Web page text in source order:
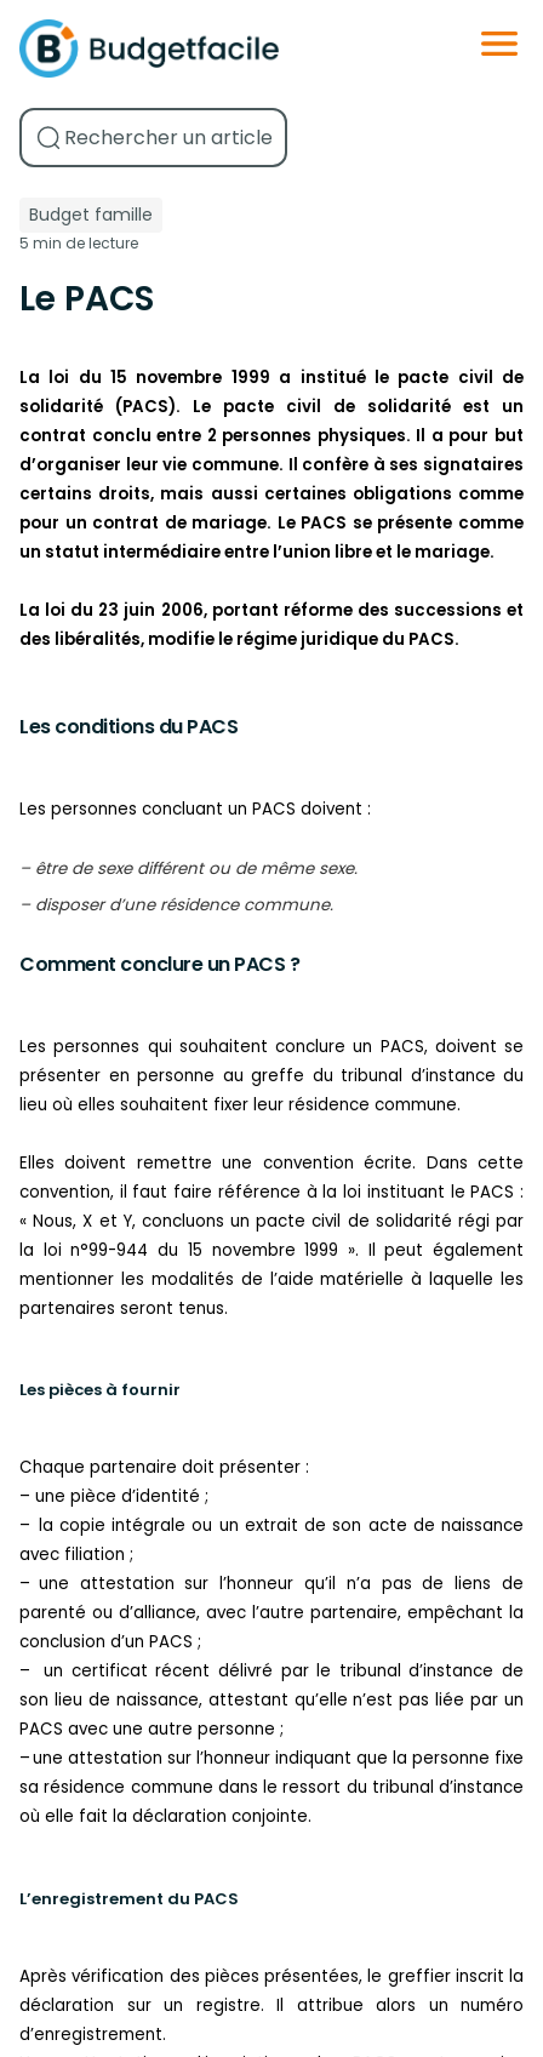
Budget famille
5 min de lecture
Le PACS
La loi du 15 novembre 1999 a institué le pacte civil de
solidarité (PACS). Le pacte civil de solidarité est un
contrat conclu entre 2 personnes physiques. Il a pour but
d’organiser leur vie commune. Il confère à ses signataires
certains droits, mais aussi certaines obligations comme
pour un contrat de mariage. Le PACS se présente comme
un statut intermédiaire entre l’union libre et le mariage.
La loi du 23 juin 2006, portant réforme des successions et
des libéralités, modifie le régime juridique du PACS.
Les conditions du PACS
Les personnes concluant un PACS doivent :
– être de sexe différent ou de même sexe.
– disposer d’une résidence commune.
Comment conclure un PACS ?
Les personnes qui souhaitent conclure un PACS, doivent se
présenter en personne au greffe du tribunal d’instance du
lieu où elles souhaitent fixer leur résidence commune.
Elles doivent remettre une convention écrite. Dans cette
convention, il faut faire référence à la loi instituant le PACS :
« Nous, X et Y, concluons un pacte civil de solidarité régi par
la loi n°99-944 du 15 novembre 1999 ». Il peut également
mentionner les modalités de l’aide matérielle à laquelle les
partenaires seront tenus.
Les pièces à fournir
Chaque partenaire doit présenter :
– une pièce d’identité ;
– la copie intégrale ou un extrait de son acte de naissance
avec filiation ;
– une attestation sur l’honneur qu’il n’a pas de liens de
parenté ou d’alliance, avec l’autre partenaire, empêchant la
conclusion d’un PACS ;
–
un certificat récent délivré par le tribunal d’instance de
son lieu de naissance, attestant qu’elle n’est pas liée par un
PACS avec une autre personne ;
–une attestation sur l’honneur indiquant que la personne fixe
sa résidence commune dans le ressort du tribunal d’instance
où elle fait la déclaration conjointe.
L’enregistrement du PACS
Après vérification des pièces présentées, le greffier inscrit la
déclaration sur un registre. Il attribue alors un numéro
d’enregistrement.